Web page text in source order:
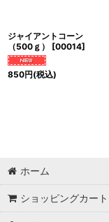
ジャイアントコーン
（500ｇ）
[00014]
850円(税込)
ホーム
ショッピングカート